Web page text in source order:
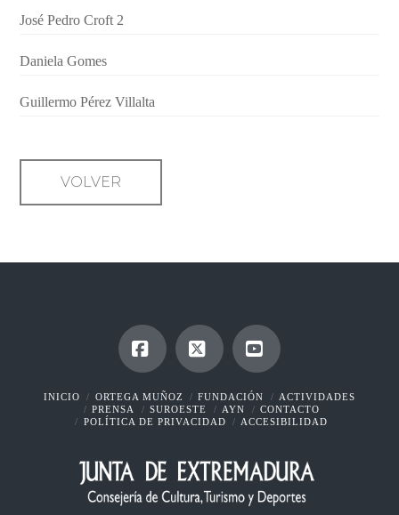
José Pedro Croft 2
Daniela Gomes
Guillermo Pérez Villalta
VOLVER
Facebook
X YouTube
INICIO ORTEGA MUÑOZ FUNDACIÓN
ACTIVIDADES
PRENSA
SUROESTE AYN
CONTACTO
POLÍTICA DE PRIVACIDAD
ACCESIBILIDAD